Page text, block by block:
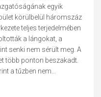
egyik
körülbelül háromszáz
teljes terjedelmében
a lángokat, a
senki nem sérült meg. A
több ponton beszakadt.
a tűzben nem...